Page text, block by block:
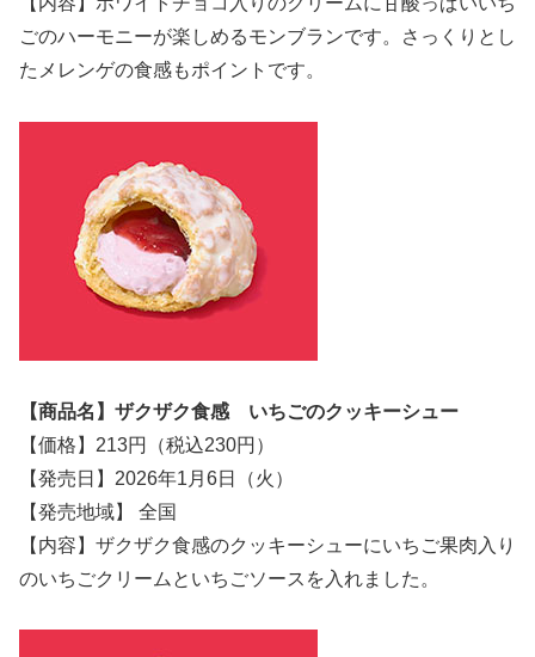
ごのハーモニーが楽しめるモンブランです。さっくりとし
たメレンゲの食感もポイントです。
【商品名】ザクザク食感 いちごのクッキーシュー
【価格】213円（税込230円）
【発売日】2026年1月6日（火）
【発売地域】 全国
【内容】ザクザク食感のクッキーシューにいちご果肉入り
のいちごクリームといちごソースを入れました。